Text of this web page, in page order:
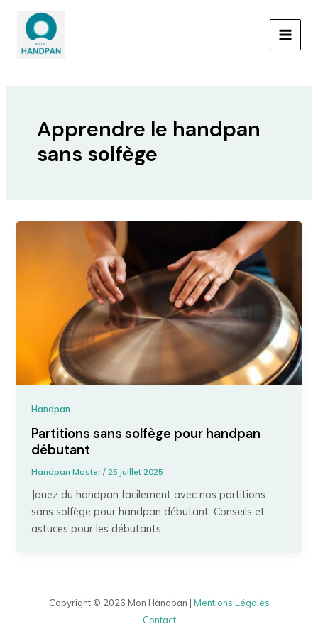
contenu
Apprendre le handpan
sans solfège
Handpan
Partitions sans solfège pour handpan
débutant
Handpan Master/25 juillet 2025
Jouez du handpan facilement avec nos partitions
sans solfège pour handpan débutant. Conseils et
astuces pour les débutants.
Copyright © 2026 Mon Handpan | Mentions Légales
Contact